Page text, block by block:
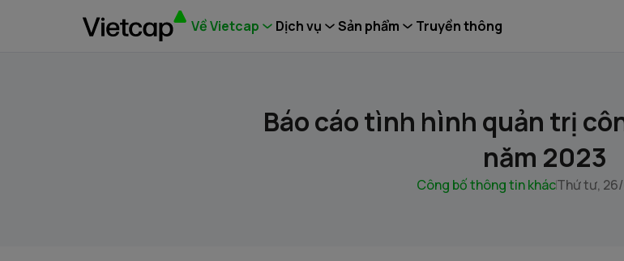
Về Vietcap Dịch vụ Sản phẩm Truyền thông
Báo cáo tình hình quản trị
năm 2023
Công bố thông tin khácThứ tư,